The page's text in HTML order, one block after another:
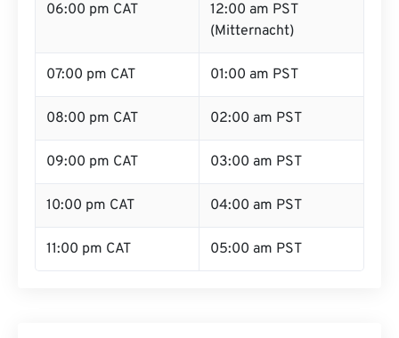
06:00 pm CAT
12:00 am PST
(Mitternacht)
07:00 pm CAT 01:00 am PST
08:00 pm CAT 02:00 am PST
09:00 pm CAT 03:00 am PST
10:00 pm CAT 04:00 am PST
11:00 pm CAT 05:00 am PST